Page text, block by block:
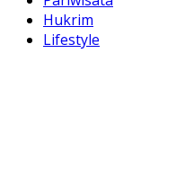
Hukrim
Lifestyle